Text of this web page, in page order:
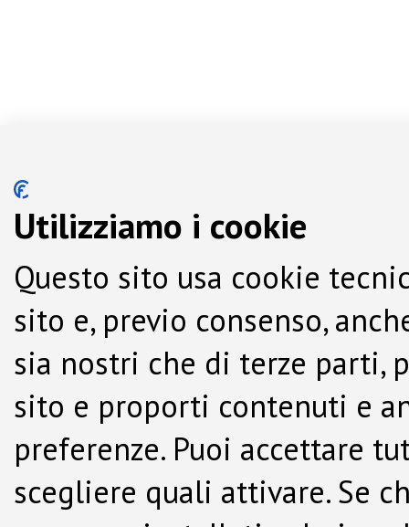
Utilizziamo i cookie
Questo sito usa cookie
sito e, previo consenso,
sia nostri che di terze parti,
sito e proporti contenuti e
preferenze. Puoi accettare
scegliere quali attivare. Se